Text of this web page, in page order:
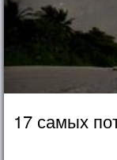
17 самых